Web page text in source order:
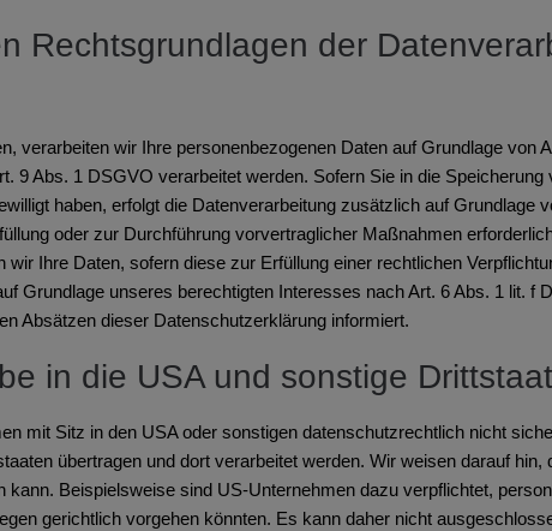
Rechtsgrundlagen der
verarbeiten wir Ihre personenbezogenen Daten auf Grundlage von
9 Abs. 1 DSGVO verarbeitet werden. Sofern Sie in die
haben, erfolgt die Datenverarbeitung zusätzlich auf Grundlage
oder zur Durchführung vorvertraglicher Maßnahmen
Ihre Daten, sofern diese zur Erfüllung einer rechtlichen
Grundlage unseres berechtigten Interesses nach Art. 6 Abs. 1 lit. f
Absätzen dieser Datenschutzerklärung informiert.
in die USA und sonstige
mit Sitz in den USA oder sonstigen datenschutzrechtlich nicht
übertragen und dort verarbeitet werden. Wir weisen darauf
Beispielsweise sind US-Unternehmen dazu verpflichtet,
gerichtlich vorgehen könnten. Es kann daher nicht